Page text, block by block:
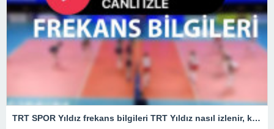
TRT SPOR Yıldız frekans bilgileri TRT Yıldız nasıl izlenir, kaçıncı kanalda?